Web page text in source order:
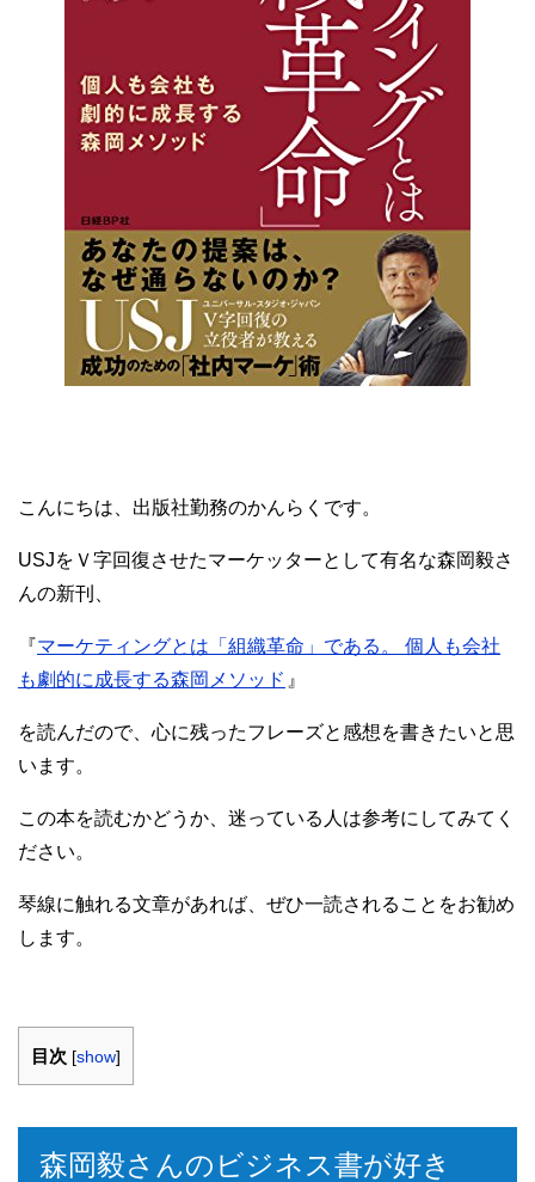
こんにちは、出版社勤務のかんらくです。
USJをＶ字回復させたマーケッターとして有名な森岡毅さ
んの新刊、
『マーケティングとは「組織革命」である。 個人も会社
も劇的に成長する森岡メソッド 』
を読んだので、心に残ったフレーズと感想を書きたいと思
います。
この本を読むかどうか、迷っている人は参考にしてみてく
ださい。
琴線に触れる文章があれば、ぜひ一読されることをお勧め
します。
目次 [show]
森岡毅さんのビジネス書が好き